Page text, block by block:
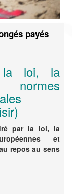
payés
la loi, la
par la loi, la
et
repos au sens